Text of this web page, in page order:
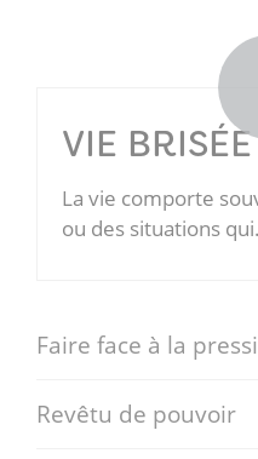
VIE BRISÉE
La vie comporte
ou des situations
Faire face à la
Revêtu de pouvoir